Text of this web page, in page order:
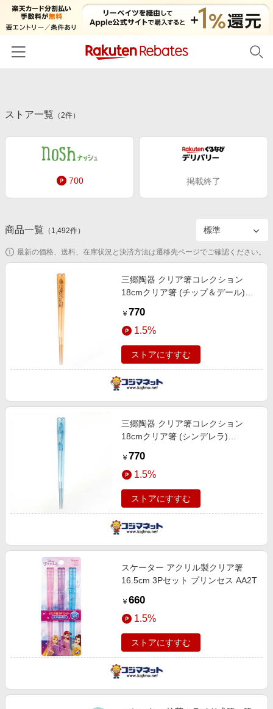
カテゴリー一覧
百貨店・総合ECモール
ファッション・インナー・小物
食品・スイーツ・お酒
日用品・キッチン用品
スポーツ・アウトドア・ゴルフ
インテリア・寝具
ペット・花・DIY・車
旅行・レジャー・ホテル予約
金融・マネー・保険
デジタルコンテンツ
ビジネス・その他サービス
初回購入者限定特典
新着ストアのご紹介
電子書籍特集
楽天サービス特集
わくわく夏特集
とことん買い物チャレンジ
Apple公式サイト×楽天カード分割払い
Samsung ボーナスキャンペーン
週末の高還元 夏の長期版
友達紹介
楽天IDでログイン/会員登録
ストア一覧 （2件）
700 掲載終了
商品一覧 （ 1,492件）
最新の価格、送料、在庫状況と決済方法は遷移先ページでご確認ください。
三郷陶器 クリア箸コレクション
18cmクリア箸 (チップ＆デール)
￥ 770
1.5%
ストアにすすむ
三郷陶器 クリア箸コレクション
18cmクリア箸 (シンデレラ)
￥ 770
1.5%
ストアにすすむ
スケーター アクリル製クリア箸
16.5cm 3Pセット プリンセス AA2T
￥ 660
1.5%
ストアにすすむ